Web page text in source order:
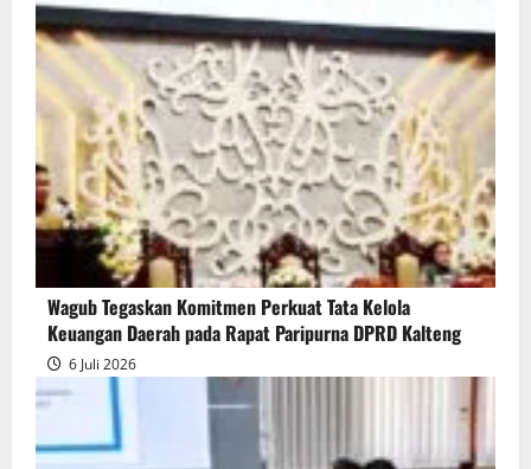
Wagub Tegaskan Komitmen Perkuat Tata Kelola
Keuangan Daerah pada Rapat Paripurna DPRD Kalteng
6 Juli 2026